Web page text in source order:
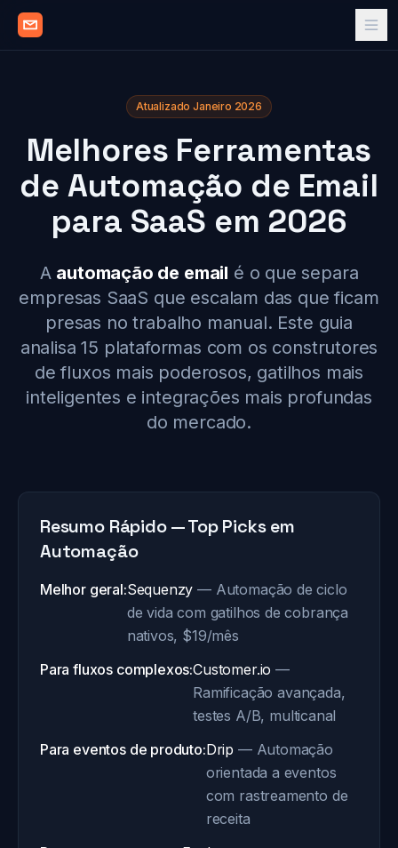
Atualizado Janeiro 2026
Melhores Ferramentas
de Automação de Email
para SaaS em 2026
A automação de email é o que separa
empresas SaaS que escalam das que ficam
presas no trabalho manual. Este guia
analisa 15 plataformas com os construtores
de fluxos mais poderosos, gatilhos mais
inteligentes e integrações mais profundas
do mercado.
Resumo Rápido — Top Picks em
Automação
Melhor geral:Sequenzy — Automação de ciclo
de vida com gatilhos de cobrança
nativos, $19/mês
Para fluxos complexos:Customer.io —
Ramificação avançada,
testes A/B, multicanal
Para eventos de produto:Drip — Automação
orientada a eventos
com rastreamento de
receita